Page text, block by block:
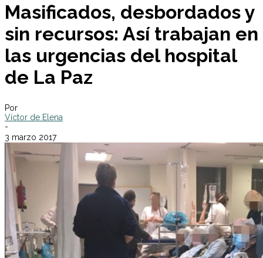
Masificados, desbordados y
sin recursos: Así trabajan en
las urgencias del hospital
de La Paz
Por
Víctor de Elena
-
3 marzo 2017